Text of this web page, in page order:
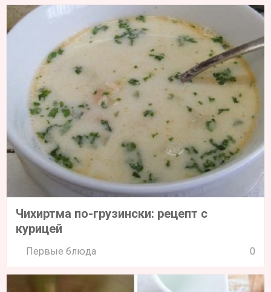
Чихиртма по-грузински: рецепт с
курицей
Первые блюда 0